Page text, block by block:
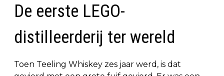
De eerste LEGO-
distilleerderij ter wereld
Toen Teeling Whiskey zes jaar werd, is dat